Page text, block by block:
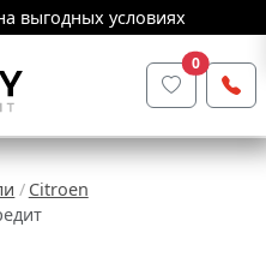
выгодных условиях
0
Citroen